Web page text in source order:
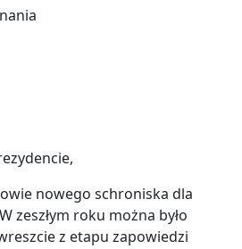
nowego schroniska dla
zeszłym roku można było
z etapu zapowiedzi